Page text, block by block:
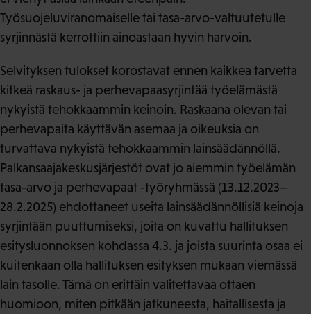
Työsuojeluviranomaiselle tai tasa-arvo-valtuutetulle
syrjinnästä kerrottiin ainoastaan hyvin harvoin.
Selvityksen tulokset korostavat ennen kaikkea tarvetta
kitkeä raskaus- ja perhevapaasyrjintää työelämästä
nykyistä tehokkaammin keinoin. Raskaana olevan tai
perhevapaita käyttävän asemaa ja oikeuksia on
turvattava nykyistä tehokkaammin lainsäädännöllä.
Palkansaajakeskusjärjestöt ovat jo aiemmin työelämän
tasa-arvo ja perhevapaat -työryhmässä (13.12.2023–
28.2.2025) ehdottaneet useita lainsäädännöllisiä keinoja
syrjintään puuttumiseksi, joita on kuvattu hallituksen
esitysluonnoksen kohdassa 4.3. ja joista suurinta osaa ei
kuitenkaan olla hallituksen esityksen mukaan viemässä
lain tasolle. Tämä on erittäin valitettavaa ottaen
huomioon, miten pitkään jatkuneesta, haitallisesta ja